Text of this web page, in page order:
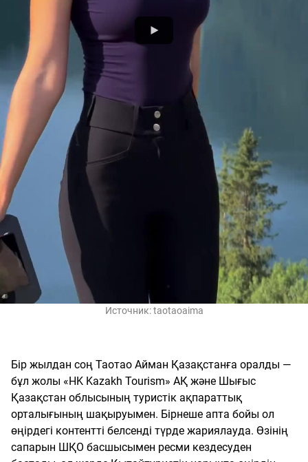
Источник:taotaoaima
Бір жылдан соң Таотао Айман Қазақстанға оралды —
бұл жолы «HK Kazakh Tourism» АҚ және Шығыс
Қазақстан облысының туристік ақпараттық
орталығының шақыруымен. Бірнеше апта бойы ол
өңірдегі контентті белсенді түрде жариялауда. Өзінің
сапарын ШҚО басшысымен ресми кездесуден